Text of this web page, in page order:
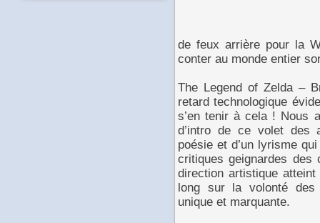
de feux arrière pour la
conter au monde entier
The Legend of Zelda –
retard technologique
s’en tenir à cela ! Nous
d’intro de ce volet des
poésie et d’un lyrisme
critiques geignardes des
direction artistique
long sur la volonté
unique et marquante.